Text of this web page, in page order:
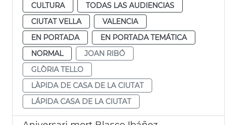
CULTURA
TODAS LAS AUDIENCIAS
CIUTAT VELLA
VALENCIA
EN PORTADA
EN PORTADA TEMÁTICA
NORMAL
JOAN RIBÓ
GLÒRIA TELLO
LÀPIDA DE CASA DE LA CIUTAT
LÁPIDA CASA DE LA CIUTAT